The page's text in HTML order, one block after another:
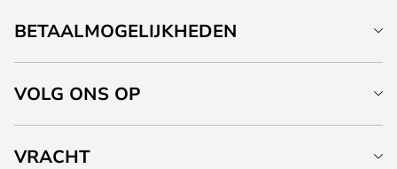
BETAALMOGELIJKHEDEN
VOLG ONS OP
VRACHT